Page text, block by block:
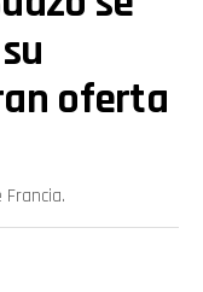
oferta